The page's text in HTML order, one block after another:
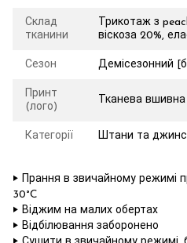
Склад
тканини
Трикотаж з
віскоза 20%,
Сезон Демісезонний
Принт
(лого)
Тканева вшивна
Категорії Штани та
‣ Прання в звичайному режимі
30°C
‣ Віджим на малих обертах
‣ Відбілювання заборонено